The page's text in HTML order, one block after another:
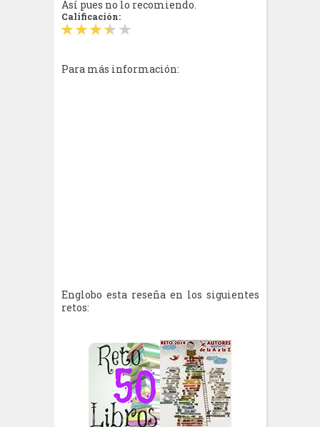
Así pues no lo recomiendo.
Calificación:
Para más información:
Englobo esta reseña en los siguientes
retos: